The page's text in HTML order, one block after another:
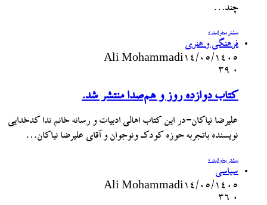
چند…
بیشتر بخوانید »
فرهنگی و هنری
Ali Mohammadi ۱۴/۰۵/۱۴۰۵
۰
کتاب دوازده روز و هم‌صدا منتشر شد.
علیرضا نیاکان-در این کتاب اهالی ادبیات و رسانه خانم ندا کدخدایی
نویسنده باتجربه حوزه کودک ونوجوان و آقای علیرضا نیاکان…
بیشتر بخوانید »
سیاسی
Ali Mohammadi ۱۴/۰۵/۱۴۰۵
۰